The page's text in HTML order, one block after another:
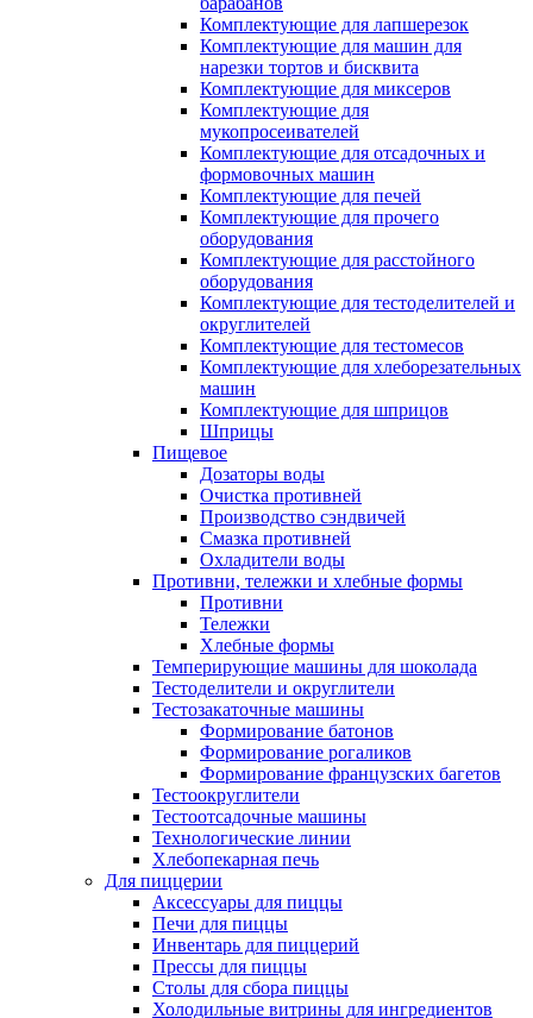
Комплектующие для лапшерезок
Комплектующие для машин для
нарезки тортов и бисквита
Комплектующие для миксеров
Комплектующие для
мукопросеивателей
Комплектующие для отсадочных и
формовочных машин
Комплектующие для печей
Комплектующие для прочего
оборудования
Комплектующие для расстойного
оборудования
Комплектующие для тестоделителей и
округлителей
Комплектующие для тестомесов
Комплектующие для хлеборезательных
машин
Комплектующие для шприцов
Шприцы
Пищевое
Дозаторы воды
Очистка противней
Производство сэндвичей
Смазка противней
Охладители воды
Противни, тележки и хлебные формы
Противни
Тележки
Хлебные формы
Темперирующие машины для шоколада
Тестоделители и округлители
Тестозакаточные машины
Формирование батонов
Формирование рогаликов
Формирование французских багетов
Тестоокруглители
Тестоотсадочные машины
Технологические линии
Хлебопекарная печь
Для пиццерии
Аксессуары для пиццы
Печи для пиццы
Инвентарь для пиццерий
Прессы для пиццы
Столы для сбора пиццы
Холодильные витрины для ингредиентов